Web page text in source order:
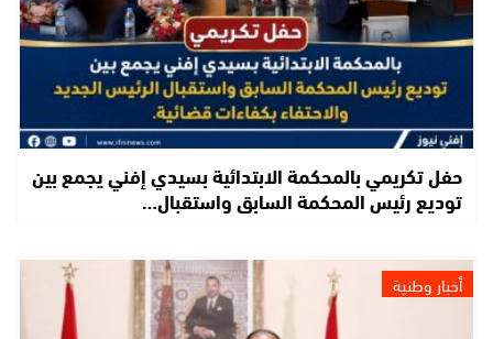
حفل تكريمي بالمحكمة الابتدائية بسيدي إفني يجمع بين
توديع رئيس المحكمة السابق واستقبال…
أخبار وطنية